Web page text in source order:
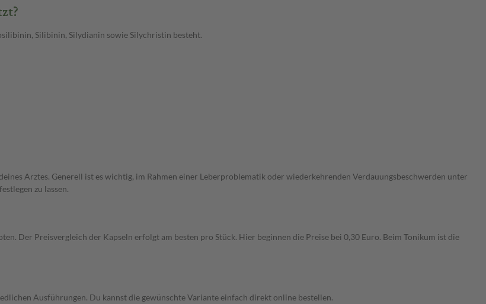
Silibinin, Silydianin sowie Silychristin besteht.
Arztes. Generell ist es wichtig, im Rahmen einer Leberproblematik oder wiederkehrenden Verdauungsbeschwerden unter
zu lassen.
Der Preisvergleich der Kapseln erfolgt am besten pro Stück. Hier beginnen die Preise bei 0,30 Euro. Beim Tonikum ist die
Ausführungen. Du kannst die gewünschte Variante einfach direkt online bestellen.